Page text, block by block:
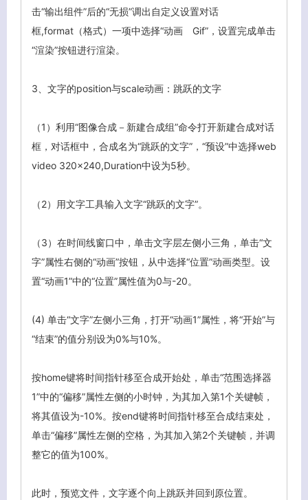
击“输出组件”后的“无损”调出自定义设置对话
框,format（格式）一项中选择“动画 Gif”，设置完成单击
“渲染”按钮进行渲染。
3、 文字的position与scale动画：跳跃的文字
（1）利用“图像合成－新建合成组”命令打开新建合成对话
框，对话框中，合成名为“跳跃的文字”，“预设”中选择web
video 320×240,Duration中设为5秒。
（2）用文字工具输入文字“跳跃的文字”。
（3）在时间线窗口中，单击文字层左侧小三角，单击“文
字”属性右侧的“动画”按钮，从中选择“位置”动画类型。设
置“动画1”中的“位置”属性值为0与-20。
(4) 单击“文字”左侧小三角，打开“动画1”属性，将“开始”与
“结束”的值分别设为0%与10%。
按home键将时间指针移至合成开始处，单击“范围选择器
1”中的“偏移”属性左侧的小时钟，为其加入第1个关键帧，
将其值设为-10%。按end键将时间指针移至合成结束处，
单击“偏移”属性左侧的空格，为其加入第2个关键帧，并调
整它的值为100%。
此时，预览文件，文字逐个向上跳跃并回到原位置。